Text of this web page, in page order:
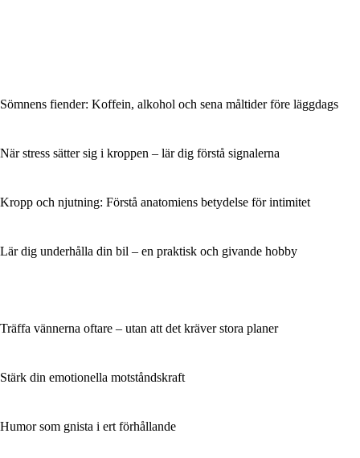
Sömnens fiender: Koffein, alkohol och sena måltider före läggdags
När stress sätter sig i kroppen – lär dig förstå signalerna
Kropp och njutning: Förstå anatomiens betydelse för intimitet
Lär dig underhålla din bil – en praktisk och givande hobby
Träffa vännerna oftare – utan att det kräver stora planer
Stärk din emotionella motståndskraft
Humor som gnista i ert förhållande